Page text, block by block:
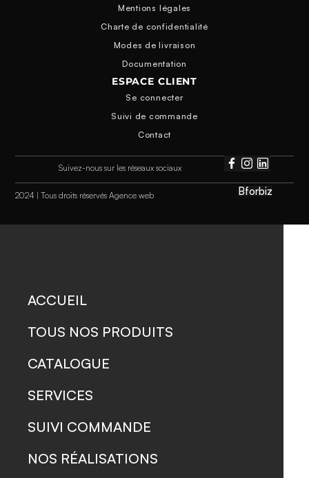
Mentions légales
Charte de confidentialité
Modes de livraison
Documentation
ESPACE CLIENT
Se connecter
Suivi de commande
Contact
Suivez-nous sur les réseaux sociaux
2024 | Tous droits réservés Agence web Bforbiz
ACCUEIL
TOUS NOS PRODUITS
CATALOGUE
SERVICES
SUIVI COMMANDE
NOS RÉALISATIONS